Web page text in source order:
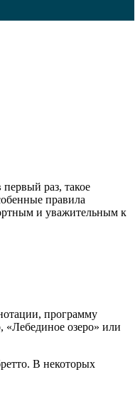
раз, такое
правила
и уважительным к
программу
«Лебединое озеро» или
В некоторых